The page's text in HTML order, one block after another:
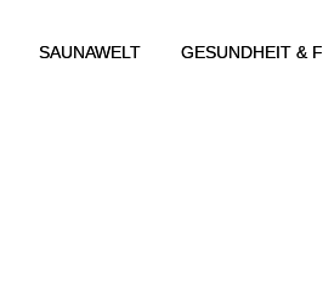
SAUNAWELT GESUNDHEIT &